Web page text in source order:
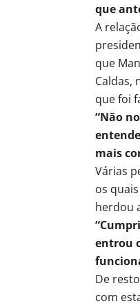
que
A
que
Caldas,
que foi
“Não
mais
Várias
os
herdou
entrou
De
com